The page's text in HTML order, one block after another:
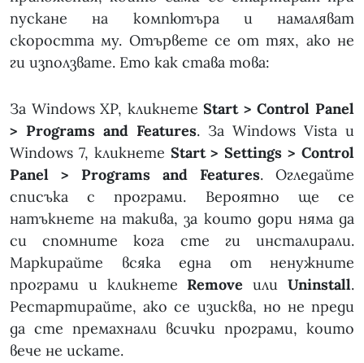
пускане на компютъра и намаляват
скоростта му. Отървете се от тях, ако не
ги използвате. Ето как става това:
За Windows XP, кликнетеStart > Control Panel
> Programs and Features. За Windows Vista и
Windows 7, кликнете Start > Settings > Control
Panel > Programs and Features. Огледайте
списъка с програми. Вероятно ще се
натъкнете на такива, за които дори няма да
си спомните кога сте ги инсталирали.
Маркирайте всяка една от ненужните
програми и кликнете Remove илиUninstall.
Рестартирайте, ако се изисква, но не преди
да сте премахнали всички програми, които
вече не искате.